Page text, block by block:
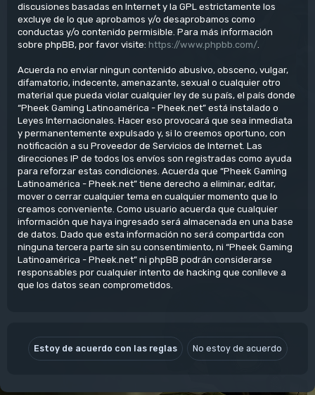
discusiones basadas en Internet y la GPL estrictamente los
excluye de lo que aprobamos y/o desaprobamos como
conductas y/o contenido permisible. Para más información
sobre phpBB, por favor visite: https://www.phpbb.com/
Acuerda no enviar ningun contenido abusivo, obsceno, vulgar,
difamatorio, indecente, amenazante, sexual o cualquier otro
material que pueda violar cualquier ley de su país, el país donde
“Pheek Gaming Latinoamérica - Pheek.net” está instalado o
Leyes Internacionales. Hacer eso provocará que sea inmediata
y permanentemente expulsado y, si lo creemos oportuno, con
notificación a su Proveedor de Servicios de Internet. Las
direcciones IP de todos los envíos son registradas como ayuda
para reforzar estas condiciones. Acuerda que “Pheek Gaming
Latinoamérica - Pheek.net” tiene derecho a eliminar, editar,
mover o cerrar cualquier tema en cualquier momento que lo
creamos conveniente. Como usuario acuerda que cualquier
información que haya ingresado será almacenada en una base
de datos. Dado que esta información no será compartida con
ninguna tercera parte sin su consentimiento, ni “Pheek Gaming
Latinoamérica - Pheek.net” ni phpBB podrán considerarse
responsables por cualquier intento de hacking que conlleve a
que los datos sean comprometidos.